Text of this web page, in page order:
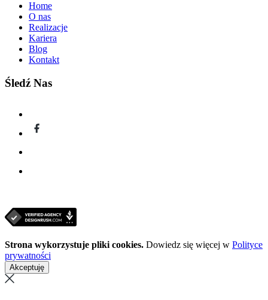
Home
O nas
Realizacje
Kariera
Blog
Kontakt
Śledź Nas
Strona wykorzystuje pliki cookies. Dowiedz się więcej w Polityce
prywatności
Akceptuję